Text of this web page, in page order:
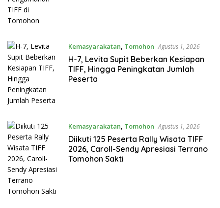
Kemasyarakatan, Tomohon Agustus 1, 2026
H-7, Levita Supit Beberkan Kesiapan
TIFF, Hingga Peningkatan Jumlah
Peserta
Kemasyarakatan, Tomohon Agustus 1, 2026
Diikuti 125 Peserta Rally Wisata TIFF
2026, Caroll-Sendy Apresiasi Terrano
Tomohon Sakti